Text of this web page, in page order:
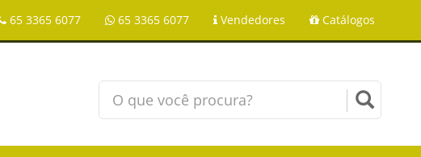
65 3365 6077 65 3365 6077 Vendedores Catálogos